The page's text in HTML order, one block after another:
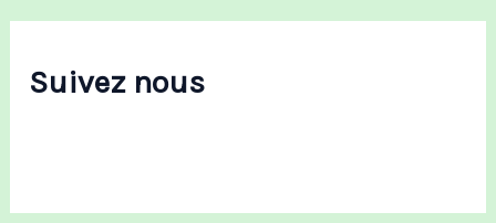
h
e
Suivez nous